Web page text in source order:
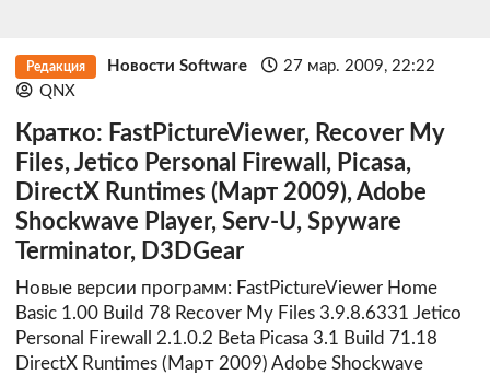
Редакция Новости Software
27 мар. 2009, 22:22
QNX
Кратко: FastPictureViewer, Recover My
Files, Jetico Personal Firewall, Picasa,
DirectX Runtimes (Март 2009), Adobe
Shockwave Player, Serv-U, Spyware
Terminator, D3DGear
Новые версии программ: FastPictureViewer Home
Basic 1.00 Build 78 Recover My Files 3.9.8.6331 Jetico
Personal Firewall 2.1.0.2 Beta Picasa 3.1 Build 71.18
DirectX Runtimes (Март 2009) Adobe Shockwave